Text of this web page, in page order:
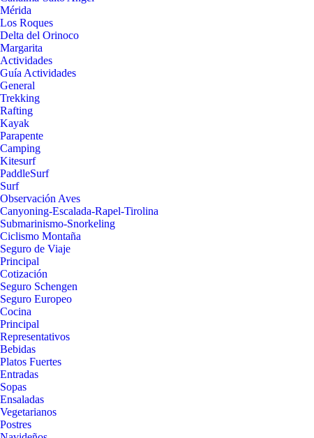
Mérida
Los Roques
Delta del Orinoco
Margarita
Actividades
Guía Actividades
General
Trekking
Rafting
Kayak
Parapente
Camping
Kitesurf
PaddleSurf
Surf
Observación Aves
Canyoning-Escalada-Rapel-Tirolina
Submarinismo-Snorkeling
Ciclismo Montaña
Seguro de Viaje
Principal
Cotización
Seguro Schengen
Seguro Europeo
Cocina
Principal
Representativos
Bebidas
Platos Fuertes
Entradas
Sopas
Ensaladas
Vegetarianos
Postres